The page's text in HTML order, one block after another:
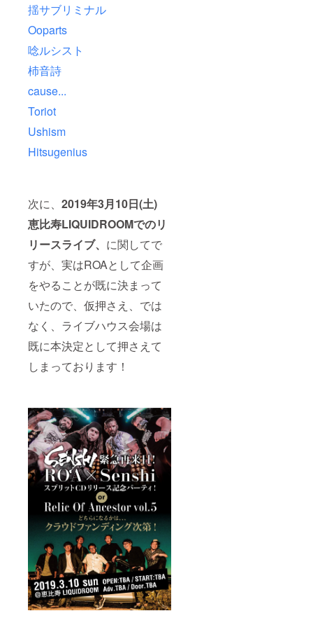
揺サブリミナル
Ooparts
唸ルシスト
杮音詩
cause...
Toriot
Ushism
Hitsugenius
次に、 2019年3月10日(土)
恵比寿LIQUIDROOMでのリ
リースライブ、 に関してで
すが、実はROAとして企画
をやることが既に決まって
いたので、仮押さえ、では
なく、ライブハウス会場は
既に本決定として押さえて
しまっております！